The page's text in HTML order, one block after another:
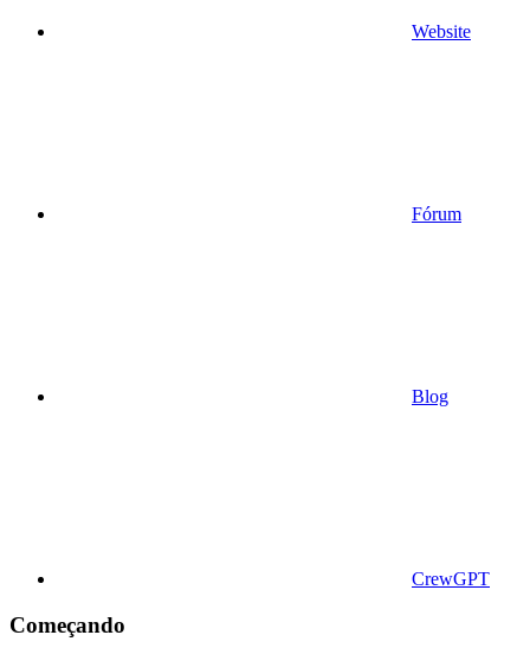
Website
Fórum
Blog
CrewGPT
Começando